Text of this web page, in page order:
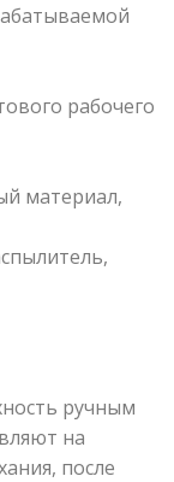
рабочего
материал,
ручным
на
после